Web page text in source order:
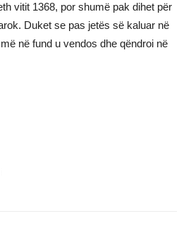
vitit 1368, por shumë pak dihet për
Duket se pas jetës së kaluar në
në fund u vendos dhe qëndroi në